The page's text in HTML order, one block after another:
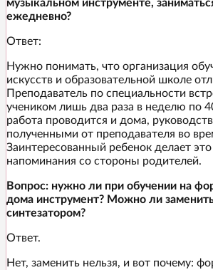
музыкальном инструменте,
ежедневно?
Ответ:
Нужно понимать, что организация
искусств и образовательной школе
Преподаватель по специальности
учеником лишь два раза в неделю по
работа проводится и дома,
полученными от преподавателя во
Заинтересованный ребенок делает
напоминания со стороны родителей.
Вопрос: нужно ли при обучении на
дома инструмент? Можно ли
синтезатором?
Ответ.
Нет, заменить нельзя, и вот почему: